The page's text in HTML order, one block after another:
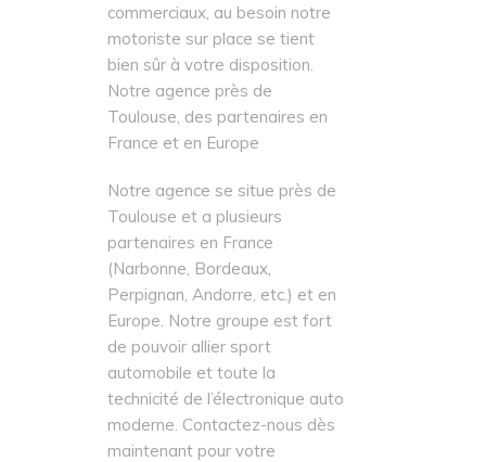
pseudo délais d’attente de
fichiers avec des discours
commerciaux, au besoin notre
motoriste sur place se tient
bien sûr à votre disposition.
Notre agence près de
France et en Europe
Notre agence se situe près de
Toulouse et a plusieurs
partenaires en France
(Narbonne, Bordeaux,
Perpignan, Andorre, etc.) et en
Europe. Notre groupe est fort
de pouvoir allier sport
automobile et toute la
technicité de l’électronique auto